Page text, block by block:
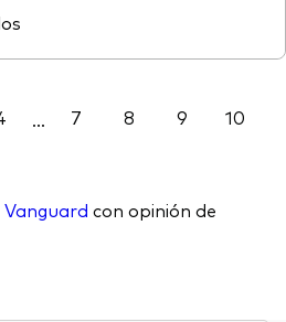
... 7 8 9 10
con opinión de